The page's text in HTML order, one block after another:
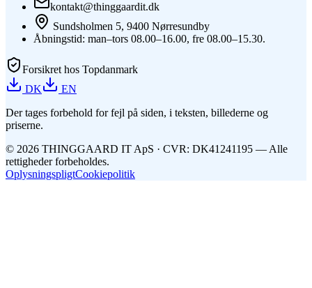
kontakt@thinggaardit.dk
Sundsholmen 5, 9400 Nørresundby
Åbningstid: man–tors 08.00–16.00, fre 08.00–15.30.
Forsikret hos Topdanmark
DK
EN
Der tages forbehold for fejl på siden, i teksten, billederne og
priserne.
© 2026 THINGGAARD IT ApS · CVR: DK41241195 — Alle
rettigheder forbeholdes.
OplysningspligtCookiepolitik